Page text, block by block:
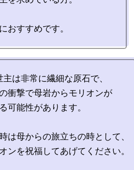
おすすめです。
主は非常に繊細な原石で、
衝撃で母岩からモリオンが
可能性があります。
は母からの旅立ちの時として、
ンを祝福してあげてください。